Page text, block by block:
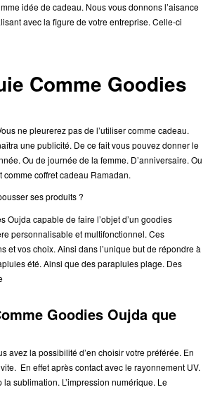
idée de cadeau. Nous vous donnons l’aisance
avec la figure de votre entreprise. Celle-ci
Comme Goodies
ne pleurerez pas de l’utiliser comme cadeau.
une publicité. De ce fait vous pouvez donner le
Ou de journée de la femme. D’anniversaire. Ou
comme coffret cadeau Ramadan.
ses produits ?
Oujda capable de faire l’objet d’un goodies
personnalisable et multifonctionnel. Ces
et vos choix. Ainsi dans l’unique but de répondre à
été. Ainsi que des parapluies plage. Des
Goodies Oujda que
avez la possibilité d’en choisir votre préférée. En
En effet après contact avec le rayonnement UV.
sublimation. L’impression numérique. Le